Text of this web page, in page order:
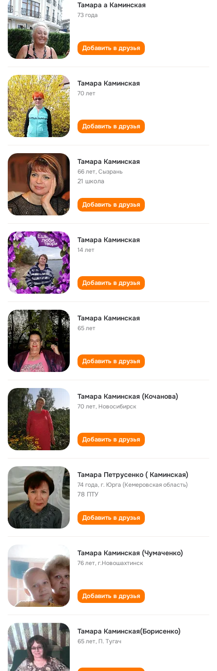
Тамара a Каминская
73 года
Добавить в друзья
Тамара Каминская
70 лет
Добавить в друзья
Тамара Каминская
66 лет,Сызрань
21 школа
Добавить в друзья
Тамара Каминская
14 лет
Добавить в друзья
Тамара Каминская
65 лет
Добавить в друзья
Тамара Каминская (Кочанова)
70 лет, Новосибирск
Добавить в друзья
Тамара Петрусенко ( Каминская)
74 года,г. Юрга (Кемеровская область)
78 ПТУ
Добавить в друзья
Тамара Каминская (Чумаченко)
76 лет,г.Новошахтинск
Добавить в друзья
Тамара Каминская(Борисенко)
65 лет, П. Тугач